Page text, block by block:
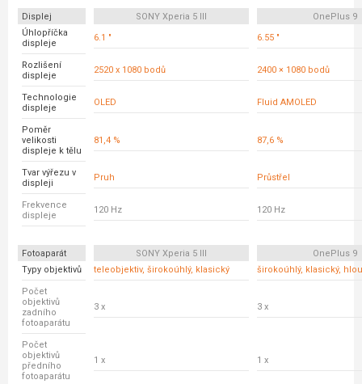
Displej SONY Xperia 5 III
OnePlus 9
Úhlopříčka
displeje
6.1 " 6.55 "
Rozlišení
displeje
2520 x 1080 bodů 2400 × 1080 bodů
Technologie
displeje
OLED Fluid AMOLED
Poměr
velikosti
displeje k tělu
81,4 % 87,6 %
Tvar výřezu v
displeji
Pruh Průstřel
Frekvence
displeje
120 Hz 120 Hz
Fotoaparát SONY Xperia 5 III
OnePlus 9
Typy objektivů
teleobjektiv, širokoúhlý, klasický širokoúhlý, klasický,
Počet
objektivů
zadního
fotoaparátu
3 x 3 x
Počet
objektivů
předního
fotoaparátu
1 x 1 x